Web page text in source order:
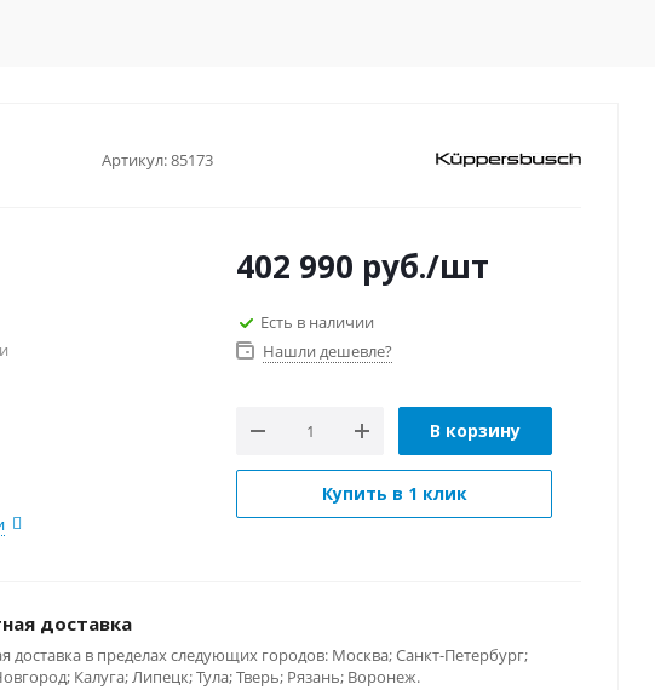
Артикул:85173
402 990 руб./шт
Есть в наличии
Нашли дешевле?
В корзину
Купить в 1 клик
доставка
доставка в пределах следующих городов: Москва; Санкт-Петербург;
Калуга; Липецк; Тула; Тверь; Рязань; Воронеж.